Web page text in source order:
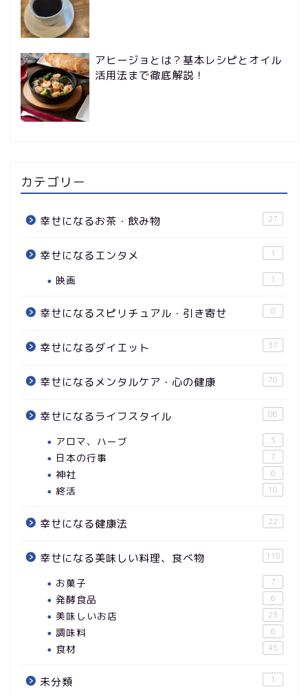
アヒージョとは？基本レシピとオイル
活用法まで徹底解説！
カテゴリー
幸せになるお茶・飲み物 27
幸せになるエンタメ 1
映画 1
幸せになるスピリチュアル・引き寄せ 8
幸せになるダイエット 37
幸せになるメンタルケア・心の健康 70
幸せになるライフスタイル 86
アロマ、ハーブ 5
日本の行事 7
神社 6
終活 10
幸せになる健康法 22
幸せになる美味しい料理、食べ物 110
お菓子 7
発酵食品 6
美味しいお店 23
調味料 6
食材 45
未分類 1